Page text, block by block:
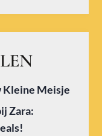
Kleine Meisje
Zara: